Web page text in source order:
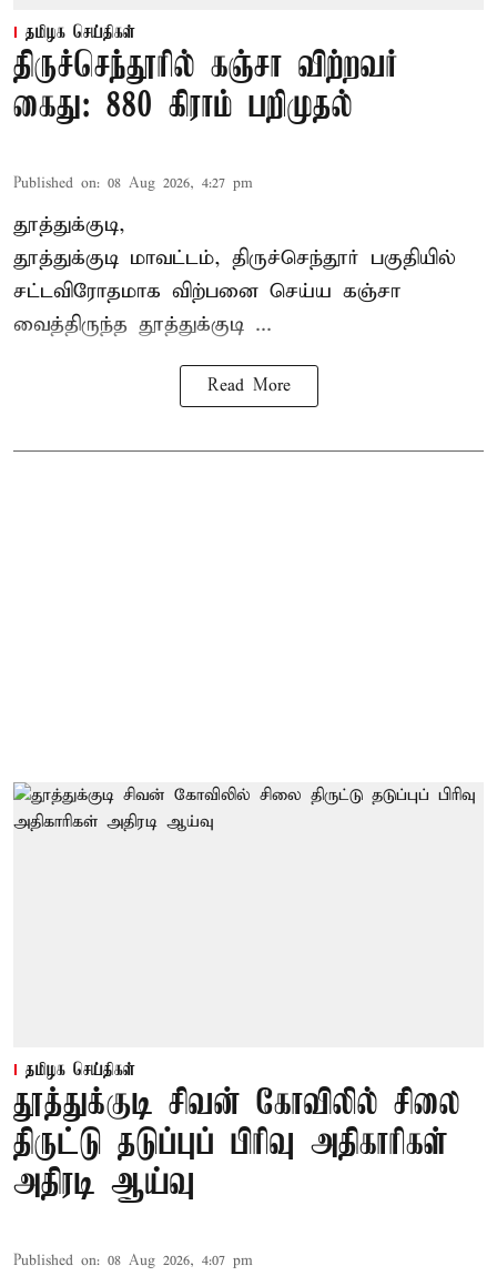
தமிழக செய்திகள்
திருச்செந்தூரில் கஞ்சா விற்றவர்
கைது: 880 கிராம் பறிமுதல்
Published on: 08 Aug 2026, 4:27 pm
தூத்துக்குடி,
தூத்துக்குடி மாவட்டம், திருச்செந்தூர் பகுதியில்
சட்டவிரோதமாக விற்பனை செய்ய கஞ்சா
வைத்திருந்த தூத்துக்குடி ...
Read More
தமிழக செய்திகள்
தூத்துக்குடி சிவன் கோவிலில் சிலை
திருட்டு தடுப்புப் பிரிவு அதிகாரிகள்
அதிரடி ஆய்வு
Published on: 08 Aug 2026, 4:07 pm